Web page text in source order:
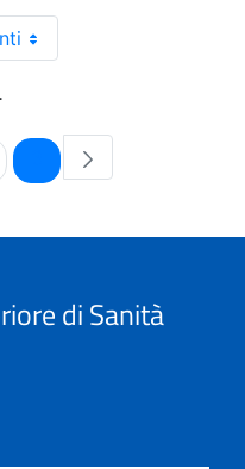
Pagina
di Sanità